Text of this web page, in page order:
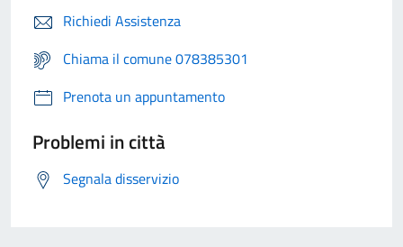
Richiedi Assistenza
Chiama il comune 078385301
Prenota un appuntamento
Problemi in città
Segnala disservizio